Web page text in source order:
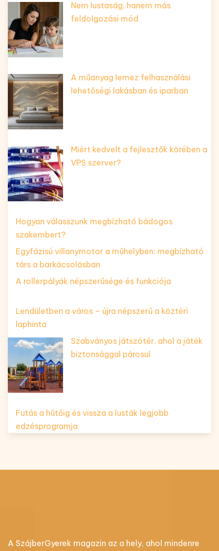
Nem lustaság, hanem más
feldolgozási mód
A műanyag lemez felhasználási
lehetőségi lakásban és iparban
Miért kedvelt a fejlesztők körében a
VPS szerver?
Hogyan válasszunk megbízható bádogos
szakembert?
Egyfázisú villanymotor a műhelyben: megbízható
társ a barkácsolásban
A rollerpályák népszerűsége és funkciója
Lendületben a város – újra népszerű a köztéri
laphinta
Szabványos játszótér, ahol a játék
biztonsággal párosul
Futás a hűtőig és vissza a lusták legjobb
edzésprogramja
A SzájberGyerek magazin az a hely, ahol mindenre